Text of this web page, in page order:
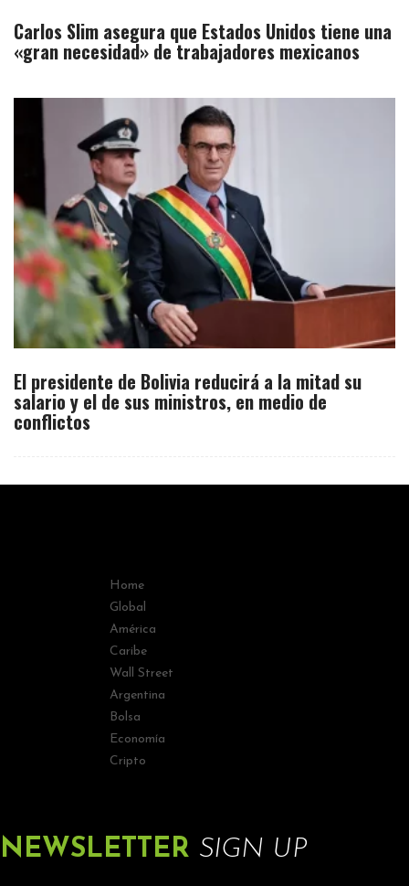
Carlos Slim asegura que Estados Unidos tiene una
«gran necesidad» de trabajadores mexicanos
El presidente de Bolivia reducirá a la mitad su
salario y el de sus ministros, en medio de
conflictos
Home
Global
América
Caribe
Wall Street
Argentina
Bolsa
Economía
Cripto
NEWSLETTER SIGN UP